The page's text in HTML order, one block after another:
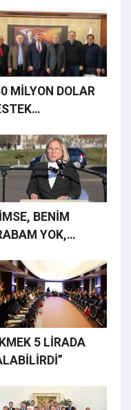
MİLYON DOLAR
BENİM
YOK,
5 LİRADA